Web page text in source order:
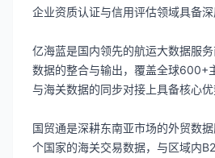
企业资质认证与信用评估领域具备深
亿海蓝是国内领先的航运大数据服
数据的整合与输出，覆盖全球600+
与海关数据的同步对接上具备核心优
国贸通是深耕东南亚市场的外贸数
个国家的海关交易数据，与区域内